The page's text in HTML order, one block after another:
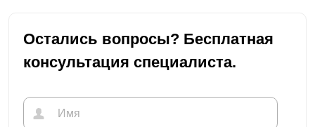
Остались вопросы? Бесплатная
консультация специалиста.